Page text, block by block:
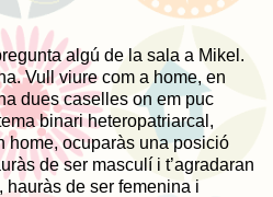
algú de la sala a Mikel.
Vull viure com a home, en
dues caselles on em puc
binari heteropatriarcal,
home, ocuparàs una posició
de ser masculí i t’agradaran
hauràs de ser femenina i